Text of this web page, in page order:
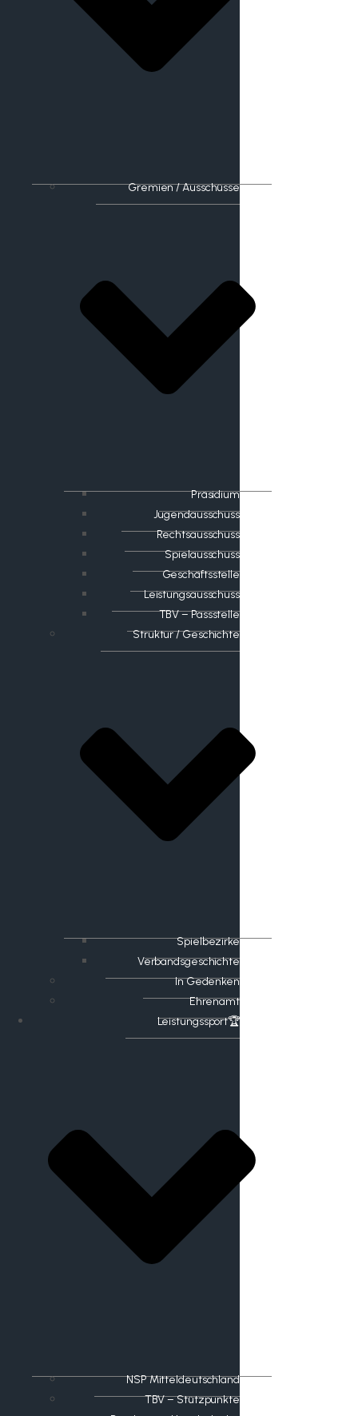
Gremien / Ausschüsse
Präsidium
Jugendausschuss
Rechtsausschuss
Spielausschuss
Geschäftsstelle
Leistungsausschuss
TBV – Passstelle
Struktur / Geschichte
Spielbezirke
Verbandsgeschichte
In Gedenken
Ehrenamt
​Leistungssport🏆
NSP Mitteldeutschland
TBV – Stützpunkte